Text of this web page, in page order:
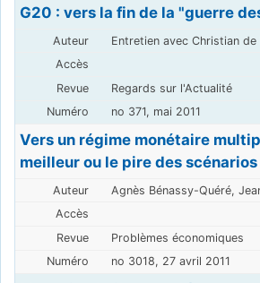
G20 : vers la fin de la "guerre
Entretien avec Christian de
Regards sur l'Actualité
no 371, mai 2011
Vers un régime monétaire
meilleur ou le pire des scénarios
Agnès Bénassy-Quéré,
Problèmes économiques
no 3018, 27 avril 2011